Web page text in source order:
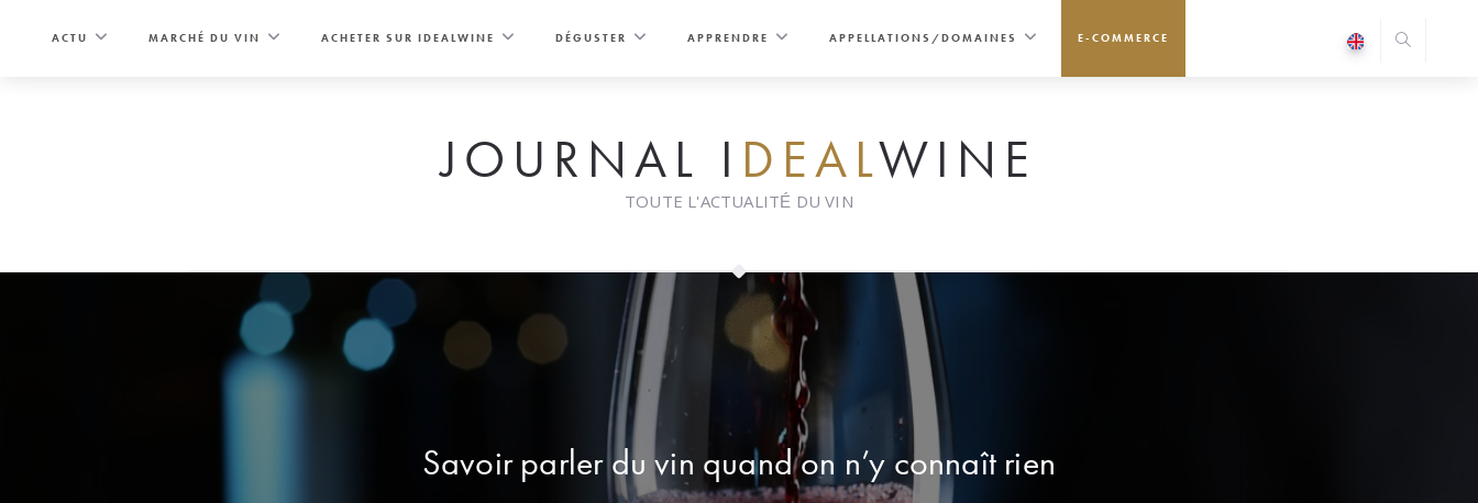
ACTU MARCHÉ DU VIN ACHETER SUR IDEALWINE DÉGUSTER APPRENDRE APPELLATIONS/DOMAINES E-COMMERCE
JOURNAL I DEALWINE
TOUTE L'ACTUALITÉ DU VIN
Savoir parler du vin quand on n’y connaît rien